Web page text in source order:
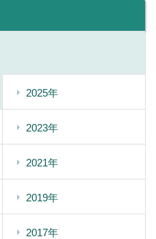
2025年
2023年
2021年
2019年
2017年